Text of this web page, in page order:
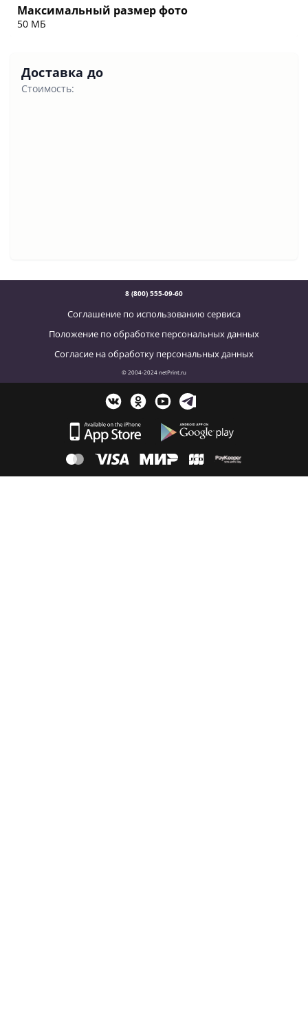
Максимальный размер фото
50 МБ
Доставка до
Стоимость:
8 (800) 555-09-60
Соглашение по использованию сервиса
Положение по обработке персональных данных
Согласие на обработку персональных данных
© 2004-2024 netPrint.ru